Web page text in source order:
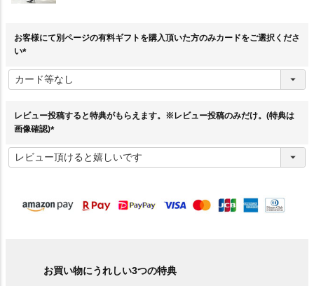
お客様にて別ページの有料ギフトを購入頂いた方のみカードをご選択くださ
い
必
須
レビュー投稿すると特典がもらえます。※レビュー投稿のみだけ。(特典は
画像確認)
必
須
お買い物にうれしい3つの特典